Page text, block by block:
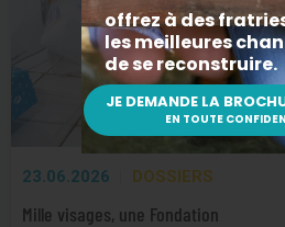
23.06.2026 DOSSIERS
Mille visages, une Fondation